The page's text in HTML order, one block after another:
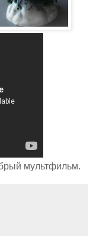
мультфильм.